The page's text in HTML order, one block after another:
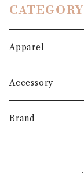
CATEGORY
Apparel
Outer
Coat
Bottoms
Accessory
Shoes
Brand